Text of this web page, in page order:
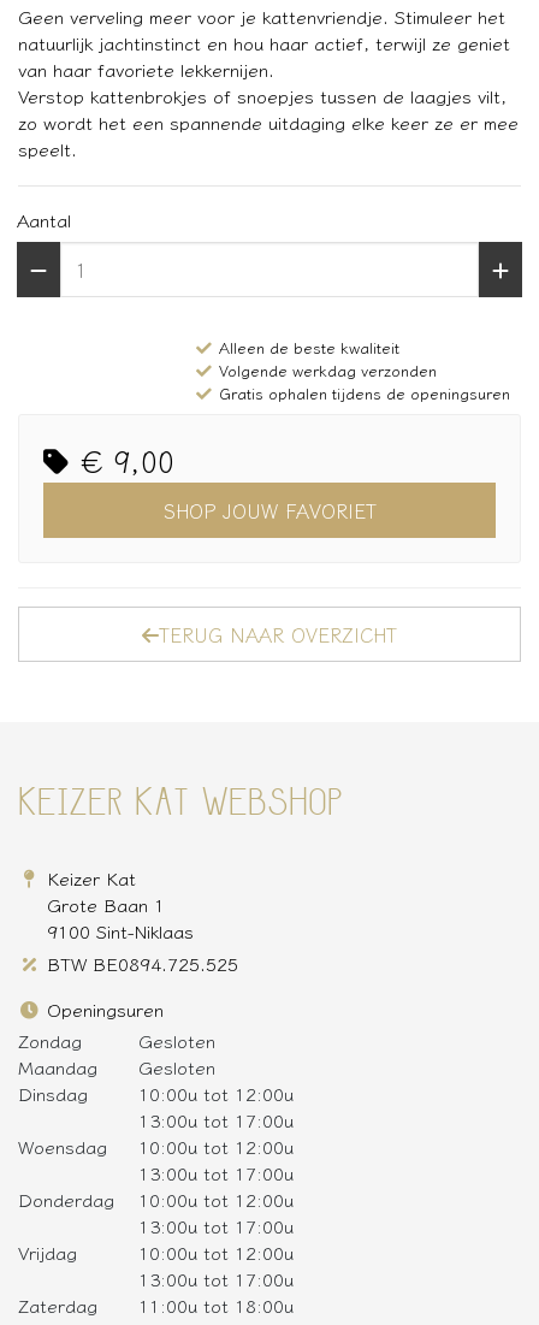
Geen verveling meer voor je kattenvriendje. Stimuleer het
natuurlijk jachtinstinct en hou haar actief, terwijl ze geniet
van haar favoriete lekkernijen.
Verstop kattenbrokjes of snoepjes tussen de laagjes vilt,
zo wordt het een spannende uitdaging elke keer ze er mee
speelt.
Aantal
Alleen de beste kwaliteit
Volgende werkdag verzonden
Gratis ophalen tijdens de openingsuren
€ 9,00
SHOP JOUW FAVORIET
TERUG NAAR OVERZICHT
KEIZER KAT WEBSHOP
Keizer Kat
Grote Baan 1
9100 Sint-Niklaas
BTW BE0894.725.525
Openingsuren
Zondag
Gesloten
Maandag
Gesloten
Dinsdag
10:00u tot 12:00u
13:00u tot 17:00u
Woensdag
10:00u tot 12:00u
13:00u tot 17:00u
Donderdag
10:00u tot 12:00u
13:00u tot 17:00u
Vrijdag
10:00u tot 12:00u
13:00u tot 17:00u
Zaterdag
11:00u tot 18:00u